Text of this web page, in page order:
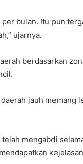
bulan. Itu pun
ujarnya.
berdasarkan
jauh memang
mengabdi